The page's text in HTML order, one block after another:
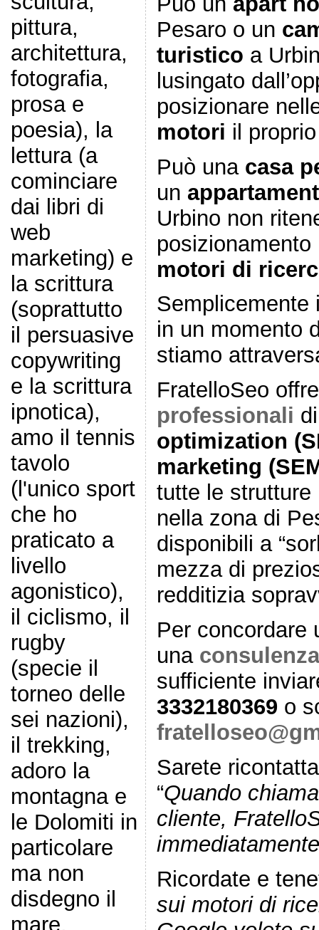
pittura,
architettura,
fotografia,
prosa e
poesia), la
lettura (a
cominciare
dai libri di
web
marketing) e
la scrittura
(soprattutto
il persuasive
copywriting
e la scrittura
ipnotica),
amo il tennis
tavolo
(l'unico sport
che ho
praticato a
livello
agonistico),
il ciclismo, il
rugby
(specie il
torneo delle
sei nazioni),
il trekking,
adoro la
montagna e
le Dolomiti in
particolare
ma non
disdegno il
mare,
Pesaro o un
turistico a
lusingato
posizionare
motori il
Può una casa
un
Urbino non
motori di
Semplicemente
in un momento
stiamo
FratelloSeo
professionali
optimization
marketing
tutte le
nella zona di
disponibili a
mezza di
redditizia
Per concordare
una
sufficiente
3332180369 o
Sarete
“Quando
cliente,
Ricordate e
sui motori di